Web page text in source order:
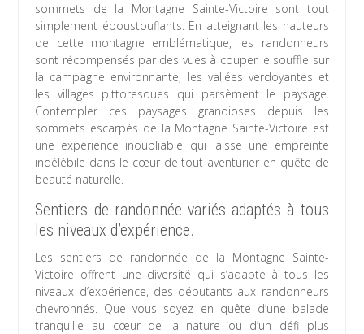
sommets de la Montagne Sainte-Victoire sont tout
simplement époustouflants. En atteignant les hauteurs
de cette montagne emblématique, les randonneurs
sont récompensés par des vues à couper le souffle sur
la campagne environnante, les vallées verdoyantes et
les villages pittoresques qui parsèment le paysage.
Contempler ces paysages grandioses depuis les
sommets escarpés de la Montagne Sainte-Victoire est
une expérience inoubliable qui laisse une empreinte
indélébile dans le cœur de tout aventurier en quête de
beauté naturelle.
Sentiers de randonnée variés adaptés à tous
les niveaux d’expérience.
Les sentiers de randonnée de la Montagne Sainte-
Victoire offrent une diversité qui s’adapte à tous les
niveaux d’expérience, des débutants aux randonneurs
chevronnés. Que vous soyez en quête d’une balade
tranquille au cœur de la nature ou d’un défi plus